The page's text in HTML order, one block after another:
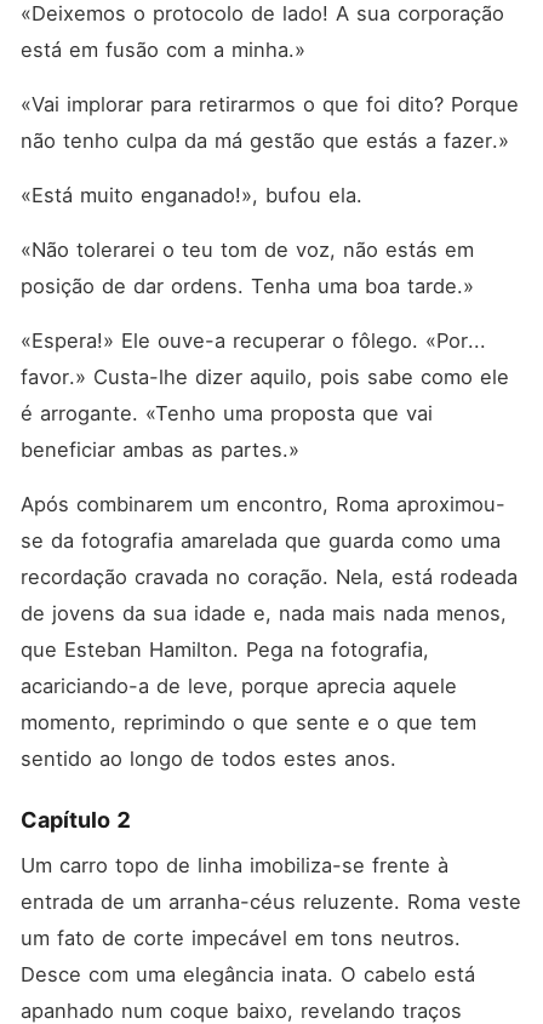
«Deixemos o protocolo de lado! A sua corporação
está em fusão com a minha.»
«Vai implorar para retirarmos o que foi dito? Porque
não tenho culpa da má gestão que estás a fazer.»
«Está muito enganado!», bufou ela.
«Não tolerarei o teu tom de voz, não estás em
posição de dar ordens. Tenha uma boa tarde.»
«Espera!» Ele ouve-a recuperar o fôlego. «Por...
favor.» Custa-lhe dizer aquilo, pois sabe como ele
é arrogante. «Tenho uma proposta que vai
beneficiar ambas as partes.»
Após combinarem um encontro, Roma aproximou-
se da fotografia amarelada que guarda como uma
recordação cravada no coração. Nela, está rodeada
de jovens da sua idade e, nada mais nada menos,
que Esteban Hamilton. Pega na fotografia,
acariciando-a de leve, porque aprecia aquele
momento, reprimindo o que sente e o que tem
sentido ao longo de todos estes anos.
Capítulo 2
Um carro topo de linha imobiliza-se frente à
entrada de um arranha-céus reluzente. Roma veste
um fato de corte impecável em tons neutros.
Desce com uma elegância inata. O cabelo está
apanhado num coque baixo, revelando traços